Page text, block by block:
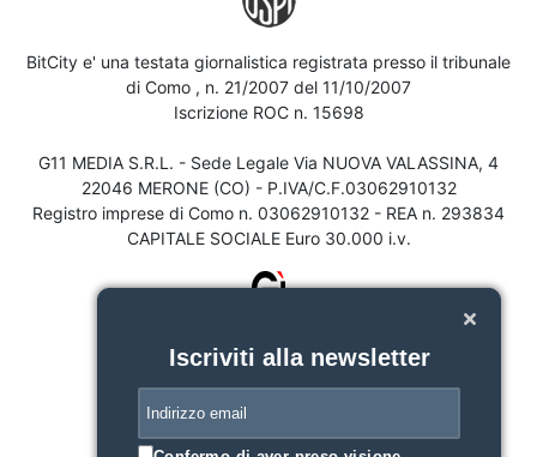
BitCity e' una testata giornalistica registrata presso il tribunale
di Como , n. 21/2007 del 11/10/2007
Iscrizione ROC n. 15698
G11 MEDIA S.R.L. - Sede Legale Via NUOVA VALASSINA, 4
22046 MERONE (CO) - P.IVA/C.F.03062910132
Registro imprese di Como n. 03062910132 - REA n. 293834
CAPITALE SOCIALE Euro 30.000 i.v.
Iscriviti alla newsletter